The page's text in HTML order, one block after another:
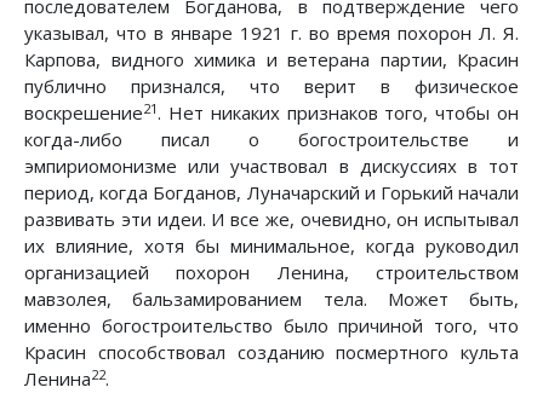
последователем Богданова, в подтверждение чего
указывал, что в январе 1921 г. во время похорон Л. Я.
Карпова, видного химика и ветерана партии, Красин
публично признался, что верит в физическое
воскрешение21. Нет никаких признаков того, чтобы он
когда-либо писал о богостроительстве и
эмпириомонизме или участвовал в дискуссиях в тот
период, когда Богданов, Луначарский и Горький начали
развивать эти идеи. И все же, очевидно, он испытывал
их влияние, хотя бы минимальное, когда руководил
организацией похорон Ленина, строительством
мавзолея, бальзамированием тела. Может быть,
именно богостроительство было причиной того, что
Красин способствовал созданию посмертного культа
Ленина22.